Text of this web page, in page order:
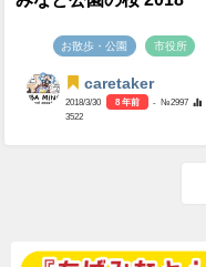
お散歩・公園 市役所
caretaker
2018/3/30 8 年前
- №2997
3522